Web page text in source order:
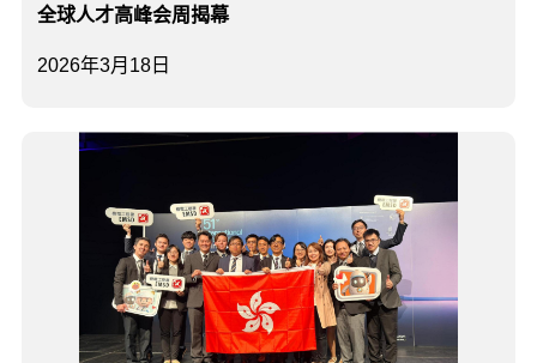
2026年3月18日
全球人才高峰会周揭幕